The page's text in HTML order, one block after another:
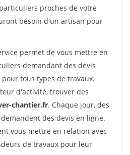
proches de votre
besoin d'un artisan pour
permet de vous mettre en
demandant des devis
tous types de travaux.
d'activité, trouver des
chantier.fr. Chaque jour, des
des devis en ligne.
vous mettre en relation avec
de travaux pour leur